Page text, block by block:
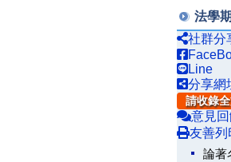
法學
社群分
Line
分享網
請收錄
意見
友善列
論著